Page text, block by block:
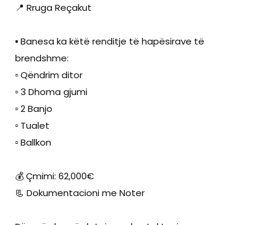
📍 Rruga Reçakut
▪️ Banesa ka këtë renditje të hapësirave të
brendshme:
▫️ Qëndrim ditor
▫️ 3 Dhoma gjumi
▫️ 2 Banjo
▫️ Tualet
▫️ Ballkon
💰 Çmimi: 62,000€
📃 Dokumentacioni me Noter